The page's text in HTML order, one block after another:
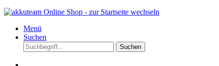
Menü
Suchen
Suchen